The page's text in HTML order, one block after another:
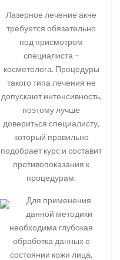
Лазерное лечение акне
требуется обязательно
под присмотром
специалиста –
косметолога. Процедуры
такого типа лечения не
допускают интенсивность,
поэтому лучше
довериться специалисту,
который правильно
подобрает курс и составит
противопоказания к
процедурам.
Для применения
данной методики
необходима глубокая
обработка данных о
состоянии кожи лица,